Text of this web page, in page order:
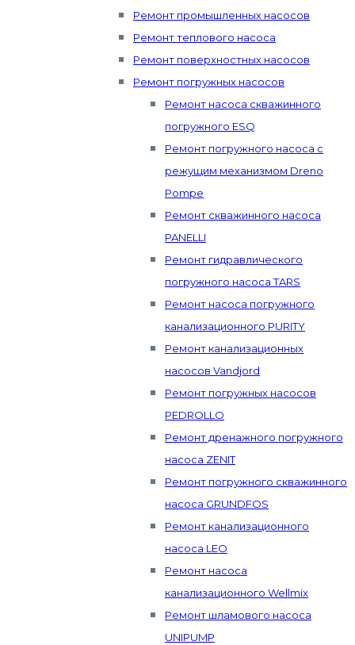
Ремонт промышленных насосов
Ремонт теплового насоса
Ремонт поверхностных насосов
Ремонт погружных насосов
Ремонт насоса скважинного
погружного ESQ
Ремонт погружного насоса с
режущим механизмом Dreno
Pompe
Ремонт скважинного насоса
PANELLI
Ремонт гидравлического
погружного насоса TARS
Ремонт насоса погружного
канализационного PURITY
Ремонт канализационных
насосов Vandjord
Ремонт погружных насосов
PEDROLLO
Ремонт дренажного погружного
насоса ZENIT
Ремонт погружного скважинного
насоса GRUNDFOS
Ремонт канализационного
насоса LEO
Ремонт насоса
канализационного Wellmix
Ремонт шламового насоса
UNIPUMP